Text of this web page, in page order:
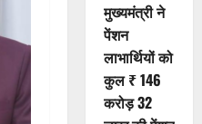
मुख्यमंत्री ने
पेंशन
लाभार्थियों को
कुल ₹ 146
करोड़ 32